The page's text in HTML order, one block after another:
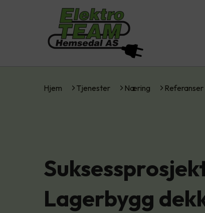
Hjem Tjenester Næring Referanser
Lagerbygg